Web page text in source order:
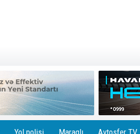
Yol polisi Maraqlı Avtosfer TV